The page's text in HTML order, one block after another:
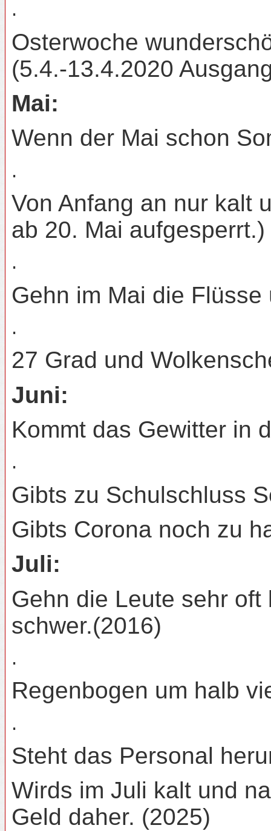
.
Osterwoche
(5.4.-13.4.2020
Mai:
Wenn der Mai schon
.
Von Anfang an nur kalt
ab 20. Mai aufgesperrt.)
.
Gehn im Mai die
.
27 Grad und
Juni:
Kommt das Gewitter in
.
Gibts zu Schulschluss
Gibts Corona noch zu
Juli:
Gehn die Leute sehr
schwer.(2016)
.
Regenbogen um halb
.
Steht das Personal
Wirds im Juli kalt und
Geld daher. (2025)